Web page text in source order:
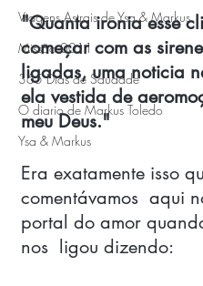
Viagens Astrais de Ysa & Markus
Missão 0011
365 Dias de Saudade
O diario de Markus Toledo
Ysa & Markus
"Quanta ironia esse
começar com as
ligadas, uma noticia
ela vestida de
meu Deus."
Era exatamente isso
comentávamos  aqui
portal do amor
nos  ligou dizendo: